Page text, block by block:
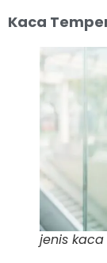
Kaca
jenis